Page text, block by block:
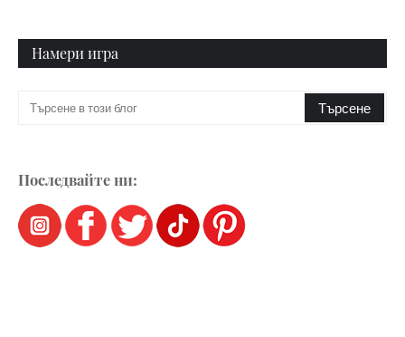
Намери игра
Последвайте ни: